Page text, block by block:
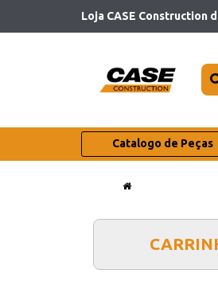
Loja CASE Construction
Catalogo de Peças